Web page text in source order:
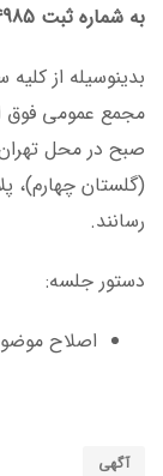
به شماره ثبت 14985 و شناسه ملی 10320684583 .
بدینوسیله از
صبح در محل
رسانند.
دستور جلسه:
اصلاح موضوع ماده 2
آگهی